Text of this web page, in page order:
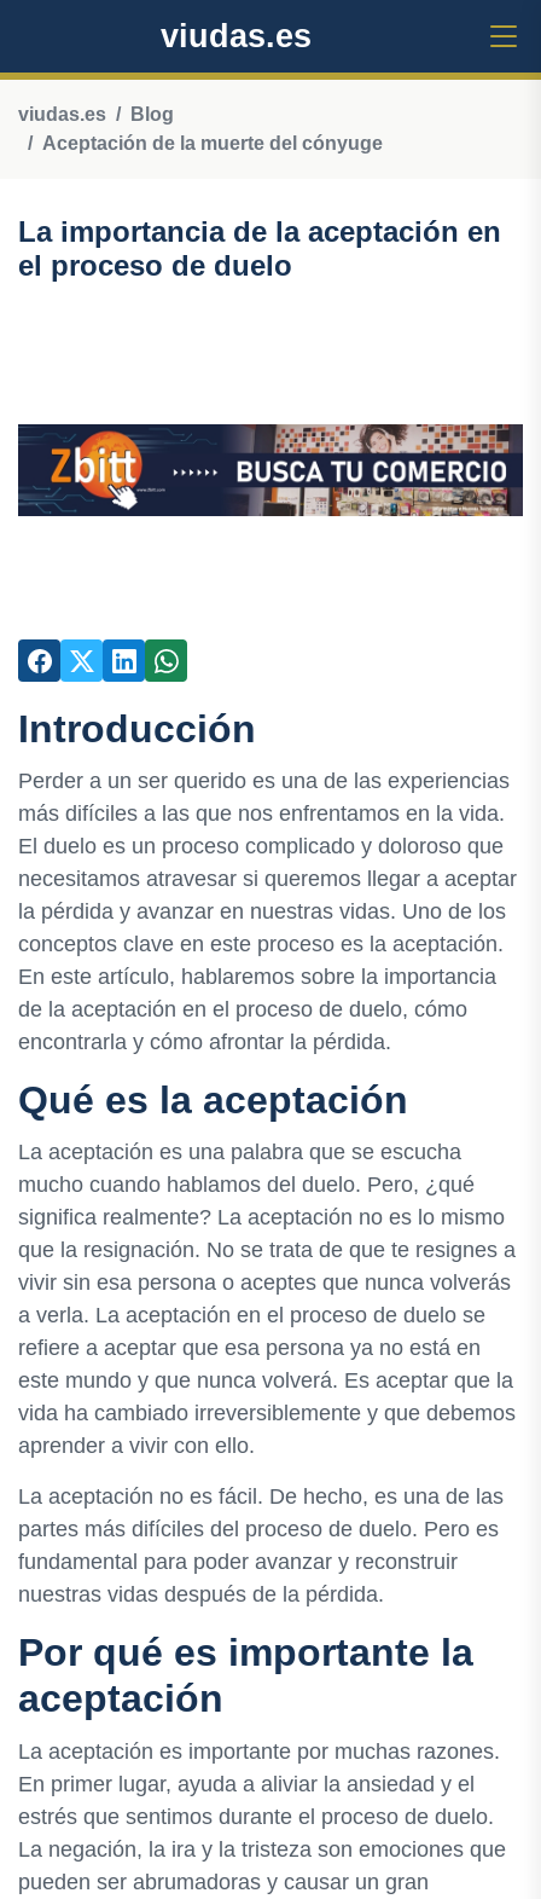
viudas.es
viudas.es
Blog
Aceptación de la muerte del cónyuge
La importancia de la aceptación en
el proceso de duelo
Introducción
Perder a un ser querido es una de las experiencias
más difíciles a las que nos enfrentamos en la vida.
El duelo es un proceso complicado y doloroso que
necesitamos atravesar si queremos llegar a aceptar
la pérdida y avanzar en nuestras vidas. Uno de los
conceptos clave en este proceso es la aceptación.
En este artículo, hablaremos sobre la importancia
de la aceptación en el proceso de duelo, cómo
encontrarla y cómo afrontar la pérdida.
Qué es la aceptación
La aceptación es una palabra que se escucha
mucho cuando hablamos del duelo. Pero, ¿qué
significa realmente? La aceptación no es lo mismo
que la resignación. No se trata de que te resignes a
vivir sin esa persona o aceptes que nunca volverás
a verla. La aceptación en el proceso de duelo se
refiere a aceptar que esa persona ya no está en
este mundo y que nunca volverá. Es aceptar que la
vida ha cambiado irreversiblemente y que debemos
aprender a vivir con ello.
La aceptación no es fácil. De hecho, es una de las
partes más difíciles del proceso de duelo. Pero es
fundamental para poder avanzar y reconstruir
nuestras vidas después de la pérdida.
Por qué es importante la
aceptación
La aceptación es importante por muchas razones.
En primer lugar, ayuda a aliviar la ansiedad y el
estrés que sentimos durante el proceso de duelo.
La negación, la ira y la tristeza son emociones que
pueden ser abrumadoras y causar un gran